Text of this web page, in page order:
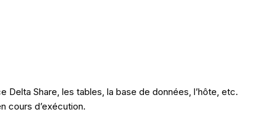
Share, les tables, la base de données, l’hôte, etc.
cours d’exécution.